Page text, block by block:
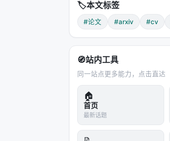
🏷️本文标签
#论文 #arxiv #cv
🧭站内工具
同一站点更多能力，点击直达
🏠
首页
最新话题